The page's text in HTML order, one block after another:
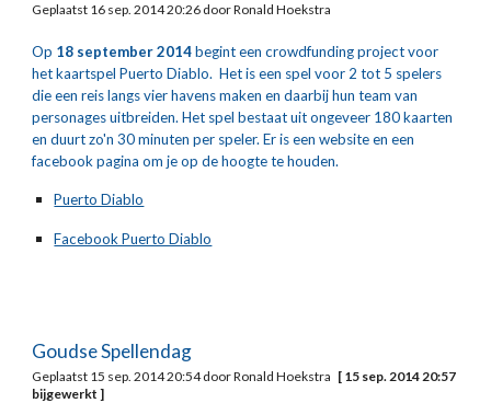
Geplaatst 16 sep. 2014 20:26 door Ronald Hoekstra
Op 18 september 2014 begint een crowdfunding project voor
het kaartspel Puerto Diablo.  Het is een spel voor 2 tot 5 spelers
die een reis langs vier havens maken en daarbij hun team van
personages uitbreiden. Het spel bestaat uit ongeveer 180 kaarten
en duurt zo'n 30 minuten per speler. Er is een website en een
facebook pagina om je op de hoogte te houden.
Puerto Diablo
Facebook Puerto Diablo
Goudse Spellendag
Geplaatst 15 sep. 2014 20:54 door Ronald Hoekstra [ 15 sep. 2014 20:57
bijgewerkt ]